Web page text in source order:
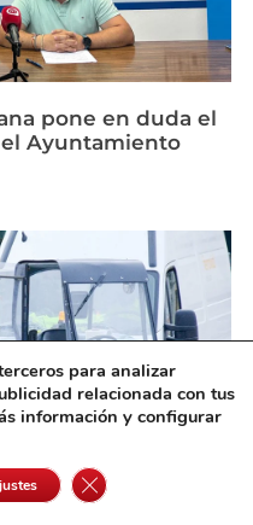
pone en duda el
Ayuntamiento
para analizar
relacionada con tus
información y configurar
Cerrar el banner de